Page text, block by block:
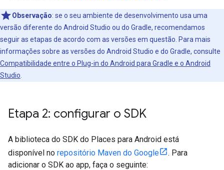
Observação: se o seu ambiente de desenvolvimento usa uma
versão diferente do Android Studio ou do Gradle, recomendamos
seguir as etapas de acordo com as versões em questão. Para mais
informações sobre as versões do Android Studio e do Gradle, consulte
Compatibilidade entre o Plug-in do Android para Gradle e o Android
Studio
Etapa 2: configurar o SDK
A biblioteca do SDK do Places para Android está
disponível no repositório Maven do Google
. Para
adicionar o SDK ao app, faça o seguinte: